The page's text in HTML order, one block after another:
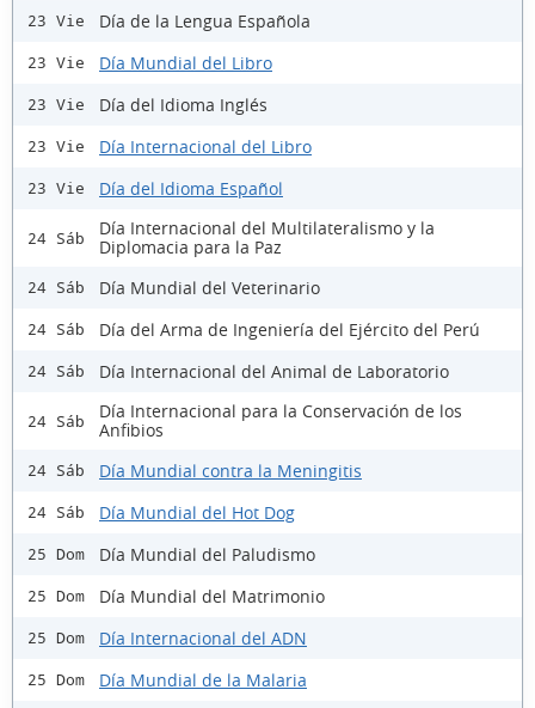
23 Vie Día de la Lengua Española
23 Vie Día Mundial del Libro
23 Vie Día del Idioma Inglés
23 Vie Día Internacional del Libro
23 Vie Día del Idioma Español
24 Sáb
Día Internacional del Multilateralismo y la
Diplomacia para la Paz
24 Sáb Día Mundial del Veterinario
24 Sáb Día del Arma de Ingeniería del Ejército del Perú
24 Sáb Día Internacional del Animal de Laboratorio
24 Sáb
Día Internacional para la Conservación de los
Anfibios
24 Sáb Día Mundial contra la Meningitis
24 Sáb Día Mundial del Hot Dog
25 Dom Día Mundial del Paludismo
25 Dom Día Mundial del Matrimonio
25 Dom Día Internacional del ADN
25 Dom Día Mundial de la Malaria